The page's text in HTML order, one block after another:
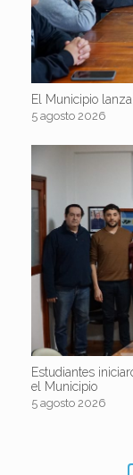
El Municipio
5 agosto 2026
Estudiantes
el Municipio
5 agosto 2026